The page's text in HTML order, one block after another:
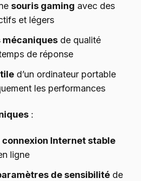
souris gaming avec des
et légers
de qualité
de réponse
d’un ordinateur portable
les performances
:
connexion Internet stable
ligne
de sensibilité de